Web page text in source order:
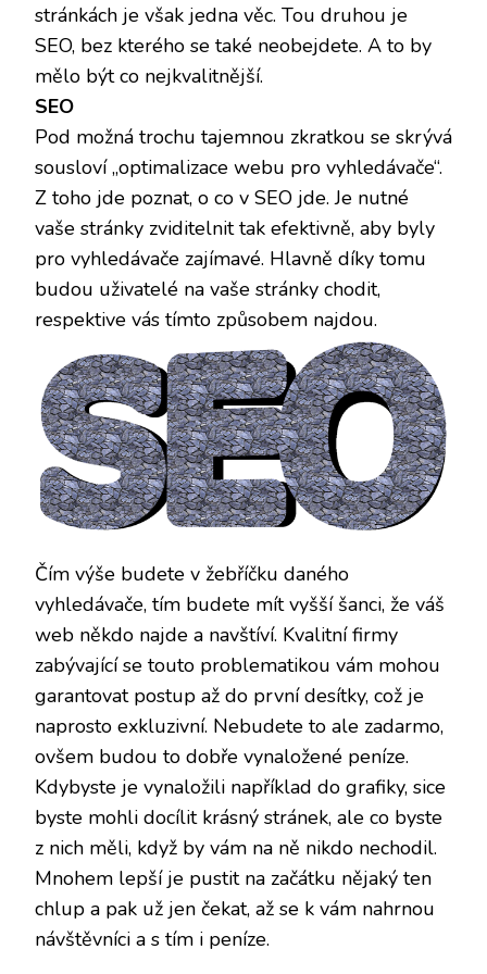
stránkách je však jedna věc. Tou druhou je
SEO, bez kterého se také neobejdete. A to by
mělo být co nejkvalitnější.
SEO
Pod možná trochu tajemnou zkratkou se skrývá
sousloví „optimalizace webu pro vyhledávače“.
Z toho jde poznat, o co v SEO jde. Je nutné
vaše stránky zviditelnit tak efektivně, aby byly
pro vyhledávače zajímavé. Hlavně díky tomu
budou uživatelé na vaše stránky chodit,
respektive vás tímto způsobem najdou.
Čím výše budete v žebříčku daného
vyhledávače, tím budete mít vyšší šanci, že váš
web někdo najde a navštíví. Kvalitní firmy
zabývající se touto problematikou vám mohou
garantovat postup až do první desítky, což je
naprosto exkluzivní. Nebudete to ale zadarmo,
ovšem budou to dobře vynaložené peníze.
Kdybyste je vynaložili například do grafiky, sice
byste mohli docílit krásný stránek, ale co byste
z nich měli, když by vám na ně nikdo nechodil.
Mnohem lepší je pustit na začátku nějaký ten
chlup a pak už jen čekat, až se k vám nahrnou
návštěvníci a s tím i peníze.